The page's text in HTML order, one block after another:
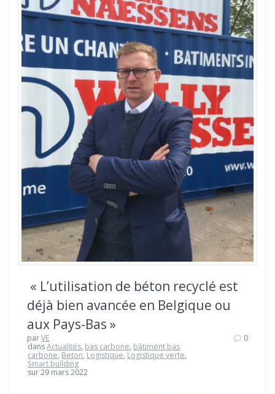
« L’utilisation de béton recyclé est
déjà bien avancée en Belgique ou
aux Pays-Bas »
parVE
dansActualités, bas carbone, bâtiment bas
carbone, Beton, Logistique, Logistique verte,
Smart building
sur 29 mars 2022
0